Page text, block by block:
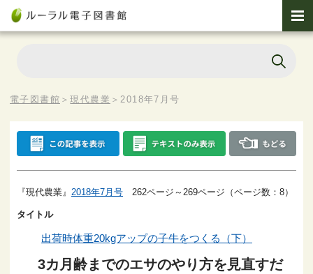
電子図書館 ＞現代農業 ＞2018年7月号
『現代農業』 2018年7月号 262ページ～269ページ（ページ数：8）
タイトル
出荷時体重20kgアップの子牛をつくる（下）
3カ月齢までのエサのやり方を見直すだ